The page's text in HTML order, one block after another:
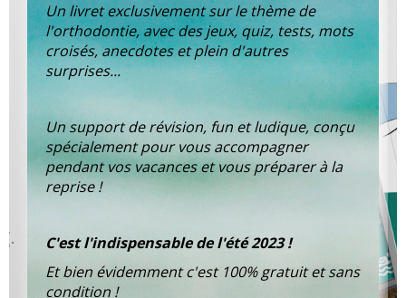
Un livret exclusivement sur le thème de
l'orthodontie, avec des jeux, quiz, tests, mots
croisés, anecdotes et plein d'autres
surprises...
Un support de révision, fun et ludique, conçu
spécialement pour vous accompagner
pendant vos vacances et vous préparer à la
reprise !
C'est l'indispensable de l'été 2023 !
Et bien évidemment c'est 100% gratuit et sans
condition !